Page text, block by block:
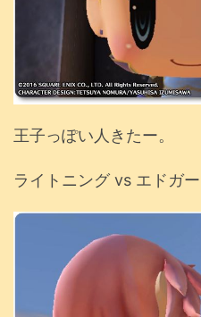
王子っぽい人きたー。
ライトニング vs エドガー